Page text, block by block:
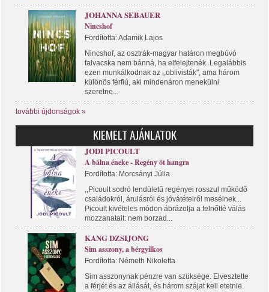
JOHANNA SEBAUER
Nincshof
Fordította: Adamik Lajos
Nincshof, az osztrák-magyar határon megbúvó
falvacska nem bánná, ha elfelejtenék. Legalábbis
ezen munkálkodnak az ,,oblivisták", ama három
különös férfiú, aki mindenáron menekülni
szeretne...
további újdonságok »
KIEMELT AJÁNLATOK
JODI PICOULT
A bálna éneke - Regény öt hangra
Fordította: Morcsányi Júlia
,,Picoult sodró lendületű regényei rosszul működő
családokról, árulásról és jóvátételről mesélnek...
Picoult kivételes módon ábrázolja a felnőtté válás
mozzanatait: nem borzad...
KANG DZSIJONG
Sim asszony, a bérgyilkos
Fordította: Németh Nikoletta
Sim asszonynak pénzre van szüksége. Elvesztette
a férjét és az állását, és három szájat kell etetnie.